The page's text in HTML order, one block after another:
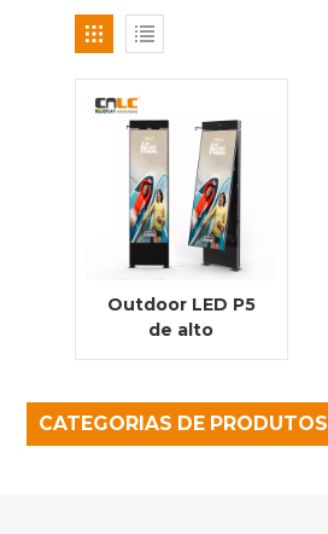
Outdoor LED P5
de alto
contraste para
postos de
gasolina
CATEGORIAS DE PRODUTOS